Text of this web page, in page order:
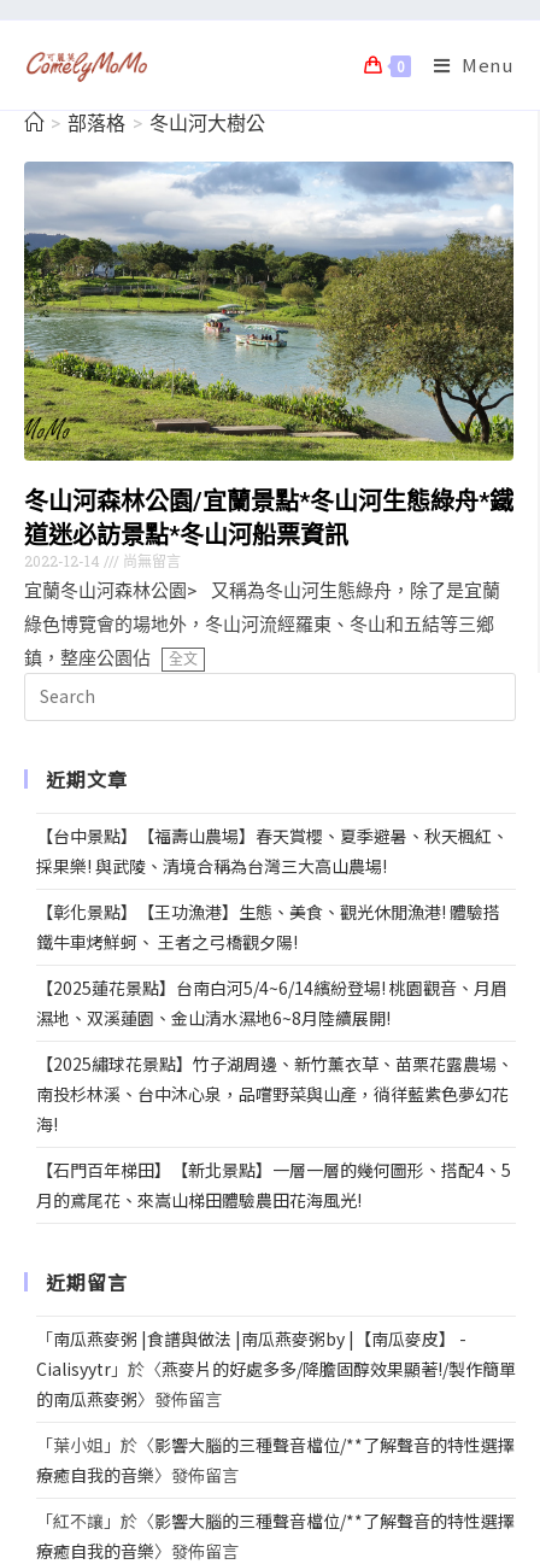
0 Menu
> 部落格 > 冬山河大樹公
冬山河森林公園/宜蘭景點*冬山河生態綠舟*鐵
道迷必訪景點*冬山河船票資訊
2022-12-14 尚無留言
宜蘭冬山河森林公園> 又稱為冬山河生態綠舟，除了是宜蘭
綠色博覽會的場地外，冬山河流經羅東、冬山和五結等三鄉
鎮，整座公園佔
全文
近期文章
【台中景點】【福壽山農場】春天賞櫻、夏季避暑、秋天楓紅、
採果樂! 與武陵、清境合稱為台灣三大高山農場!
【彰化景點】【王功漁港】生態、美食、觀光休閒漁港! 體驗搭
鐵牛車烤鮮蚵、 王者之弓橋觀夕陽!
【2025蓮花景點】台南白河5/4~6/14繽紛登場! 桃園觀音、月眉
濕地、双溪蓮園、金山清水濕地6~8月陸續展開!
【2025繡球花景點】竹子湖周邊、新竹薰衣草、苗栗花露農場、
南投杉林溪、台中沐心泉，品嚐野菜與山產，徜徉藍紫色夢幻花
海!
【石門百年梯田】【新北景點】一層一層的幾何圖形、搭配4、5
月的鳶尾花、來嵩山梯田體驗農田花海風光!
近期留言
「南瓜燕麥粥 |食譜與做法 |南瓜燕麥粥by |【南瓜麥皮】 -
Cialisyytr 」於〈燕麥片的好處多多/降膽固醇效果顯著!/製作簡單
的南瓜燕麥粥〉發佈留言
「葉小姐 」於〈影響大腦的三種聲音檔位/**了解聲音的特性選擇
療癒自我的音樂〉發佈留言
「紅不讓 」於〈影響大腦的三種聲音檔位/**了解聲音的特性選擇
療癒自我的音樂〉發佈留言